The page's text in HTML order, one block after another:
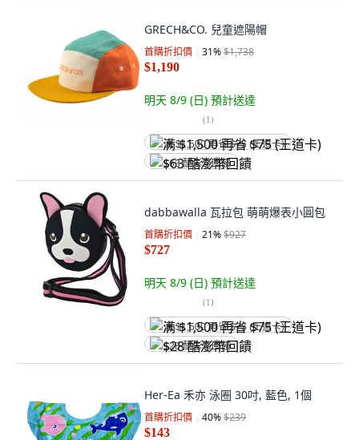
GRECH&CO. 兒童遮陽帽
首購折扣價 31%$1,738
$1,190
明天 8/9 (日) 預計送達
(1)
满 $1,500 再省 $75 (王道卡)
$63 酷澎幣回饋
dabbawalla 瓦拉包 萌萌爆表小圓包
首購折扣價 21%$927
$727
明天 8/9 (日) 預計送達
(1)
满 $1,500 再省 $75 (王道卡)
$28 酷澎幣回饋
Her-Ea 禾亦 泳圈 30吋, 藍色, 1個
首購折扣價 40%$239
$143